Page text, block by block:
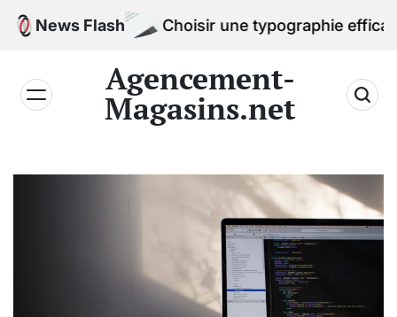
Skip
News FlashChoisir une typographie efficace pour
Agencement-
Magasins.net